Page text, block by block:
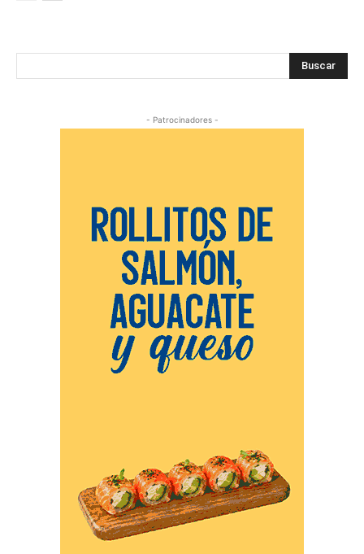
Buscar
- Patrocinadores -